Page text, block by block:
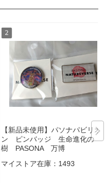
【新品未使用】パソナパビリオ
ン ピンバッジ 生命進化の
樹 PASONA 万博
マイストア在庫： 1493